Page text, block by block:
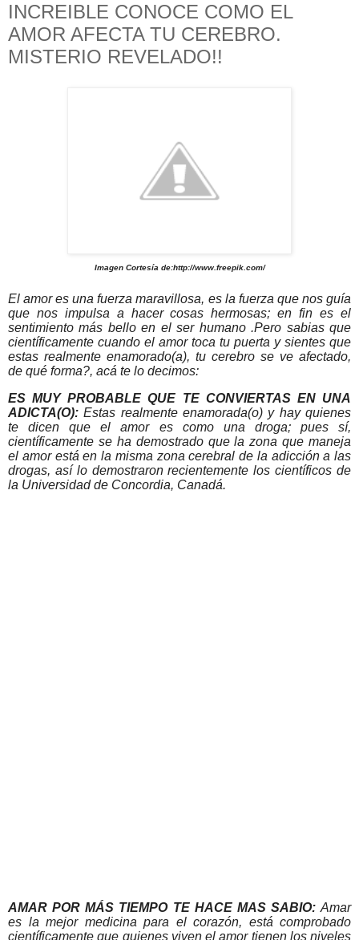
INCREIBLE CONOCE COMO EL
AMOR AFECTA TU CEREBRO.
MISTERIO REVELADO!!
Imagen Cortesía de:http://www.freepik.com/
El amor es una fuerza maravillosa, es la fuerza que nos guía
que nos impulsa a hacer cosas hermosas; en fin es el
sentimiento más bello en el ser humano .Pero sabias que
científicamente cuando el amor toca tu puerta y sientes que
estas realmente enamorado(a), tu cerebro se ve afectado,
de qué forma?, acá te lo decimos:
ES MUY PROBABLE QUE TE CONVIERTAS EN UNA
ADICTA(O): Estas realmente enamorada(o) y hay quienes
te dicen que el amor es como una droga; pues sí,
científicamente se ha demostrado que la zona que maneja
el amor está en la misma zona cerebral de la adicción a las
drogas, así lo demostraron recientemente los científicos de
la Universidad de Concordia, Canadá.
AMAR POR MÁS TIEMPO TE HACE MAS SABIO:Amar
es la mejor medicina para el corazón, está comprobado
científicamente que quienes viven el amor tienen los niveles